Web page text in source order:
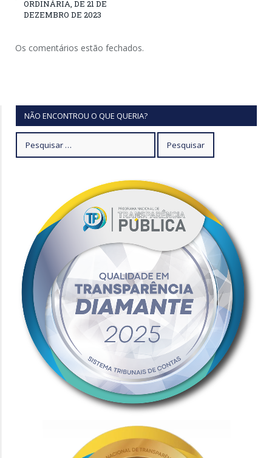
ORDINÁRIA, DE 21 DE
DEZEMBRO DE 2023
Os comentários estão fechados.
NÃO ENCONTROU O QUE QUERIA?